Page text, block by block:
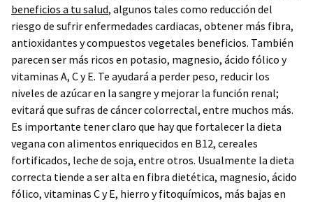
beneficios a tu salud, algunos tales como reducción del
riesgo de sufrir enfermedades cardiacas, obtener más fibra,
antioxidantes y compuestos vegetales beneficios. También
parecen ser más ricos en potasio, magnesio, ácido fólico y
vitaminas A, C y E. Te ayudará a perder peso, reducir los
niveles de azúcar en la sangre y mejorar la función renal;
evitará que sufras de cáncer colorrectal, entre muchos más.
Es importante tener claro que hay que fortalecer la dieta
vegana con alimentos enriquecidos en B12, cereales
fortificados, leche de soja, entre otros. Usualmente la dieta
correcta tiende a ser alta en fibra dietética, magnesio, ácido
fólico, vitaminas C y E, hierro y fitoquímicos, más bajas en